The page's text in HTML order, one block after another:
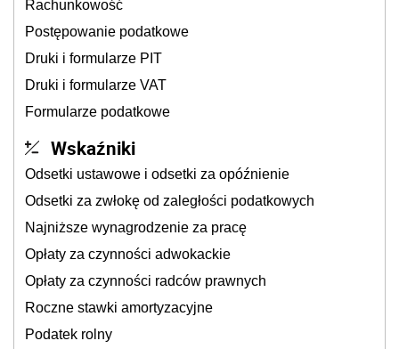
Rachunkowość
Postępowanie podatkowe
Druki i formularze PIT
Druki i formularze VAT
Formularze podatkowe
Wskaźniki
Odsetki ustawowe i odsetki za opóźnienie
Odsetki za zwłokę od zaległości podatkowych
Najniższe wynagrodzenie za pracę
Opłaty za czynności adwokackie
Opłaty za czynności radców prawnych
Roczne stawki amortyzacyjne
Podatek rolny